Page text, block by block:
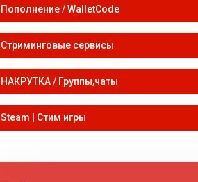
Пополнение / WalletCode
Стриминговые сервисы
НАКРУТКА / Группы,чаты
Steam | Стим игры